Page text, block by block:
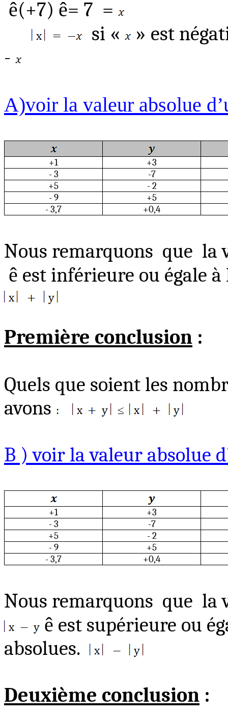
ê(+7) ê= 7 =
si «
» est
-
A)voir la valeur absolue
+1
+3
- 3
-7
+5
- 2
- 9
+5
- 3,7
+0,4
Nous remarquons que la
ê est inférieure ou égale
Première conclusion :
Quels que soient les
avons
B ) voir la valeur absolue
+1
+3
- 3
-7
+5
- 2
- 9
+5
- 3,7
+0,4
Nous remarquons que la
ê est supérieure ou
absolues.
Deuxième conclusion :